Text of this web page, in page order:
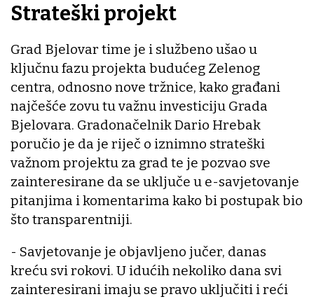
Strateški projekt
Grad Bjelovar time je i službeno ušao u
ključnu fazu projekta budućeg Zelenog
centra, odnosno nove tržnice, kako građani
najčešće zovu tu važnu investiciju Grada
Bjelovara. Gradonačelnik Dario Hrebak
poručio je da je riječ o iznimno strateški
važnom projektu za grad te je pozvao sve
zainteresirane da se uključe u e-savjetovanje
pitanjima i komentarima kako bi postupak bio
što transparentniji.
- Savjetovanje je objavljeno jučer, danas
kreću svi rokovi. U idućih nekoliko dana svi
zainteresirani imaju se pravo uključiti i reći